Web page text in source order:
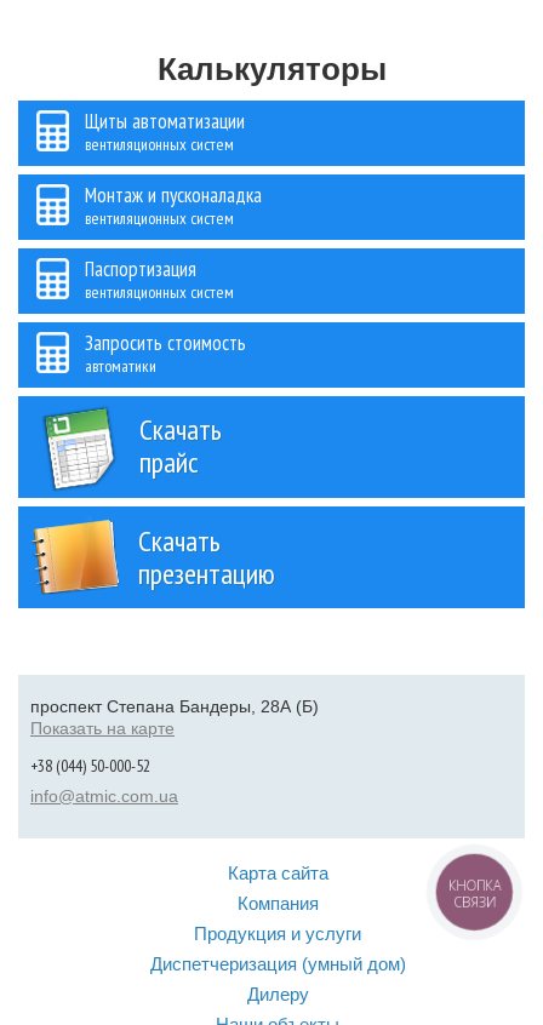
Калькуляторы
Щиты автоматизации
вентиляционных систем
Монтаж и пусконаладка
вентиляционных систем
Паспортизация
вентиляционных систем
Запросить стоимость
автоматики
Скачать
прайс
Скачать
презентацию
проспект Степана Бандеры, 28А (Б)
Показать на карте
+38 (044) 50-000-52
info@atmic.com.ua
Карта сайта
Компания
Продукция и услуги
Диспетчеризация (умный дом)
Дилеру
КНОПКА
СВЯЗИ